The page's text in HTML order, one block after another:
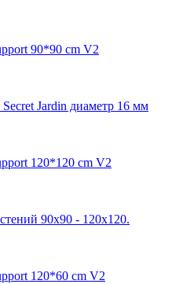
90*90 cm V2
Jardin диаметр 16 мм
120*120 cm V2
90х90 - 120х120.
120*60 cm V2